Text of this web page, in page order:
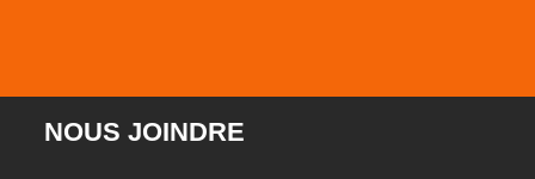
NOUS JOINDRE